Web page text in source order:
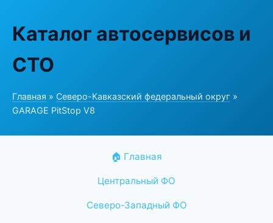
Каталог автосервисов и
СТО
Главная » Северо-Кавказский федеральный округ »
GARAGE PitStop V8
🏠 Главная
Центральный ФО
Северо-Западный ФО